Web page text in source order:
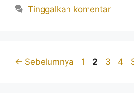
Tinggalkan komentar
← Sebelumnya Halaman
1 Halaman
2 3 4